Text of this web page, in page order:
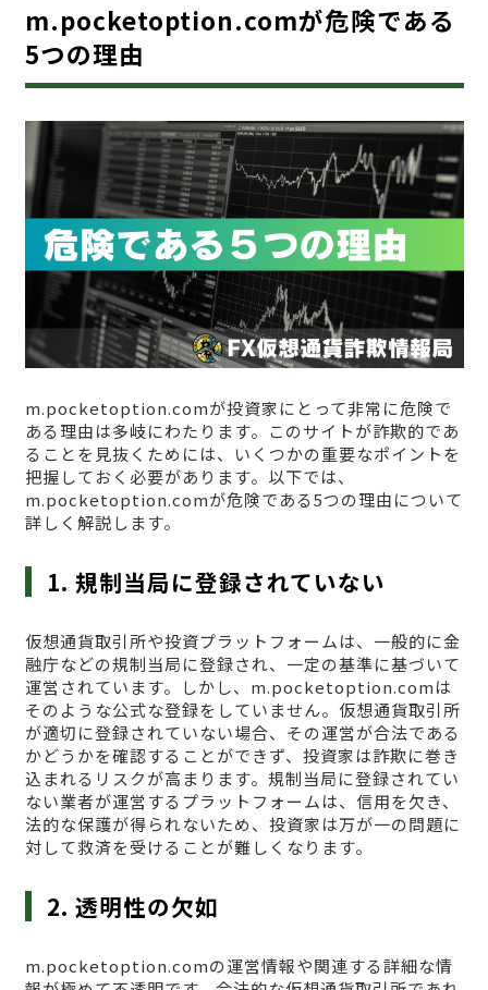
m.pocketoption.comが危険である
5つの理由
m.pocketoption.comが投資家にとって非常に危険で
ある理由は多岐にわたります。このサイトが詐欺的であ
ることを見抜くためには、いくつかの重要なポイントを
把握しておく必要があります。以下では、
m.pocketoption.comが危険である5つの理由について
詳しく解説します。
1. 規制当局に登録されていない
仮想通貨取引所や投資プラットフォームは、一般的に金
融庁などの規制当局に登録され、一定の基準に基づいて
運営されています。しかし、m.pocketoption.comは
そのような公式な登録をしていません。仮想通貨取引所
が適切に登録されていない場合、その運営が合法である
かどうかを確認することができず、投資家は詐欺に巻き
込まれるリスクが高まります。規制当局に登録されてい
ない業者が運営するプラットフォームは、信用を欠き、
法的な保護が得られないため、投資家は万が一の問題に
対して救済を受けることが難しくなります。
2. 透明性の欠如
m.pocketoption.comの運営情報や関連する詳細な情